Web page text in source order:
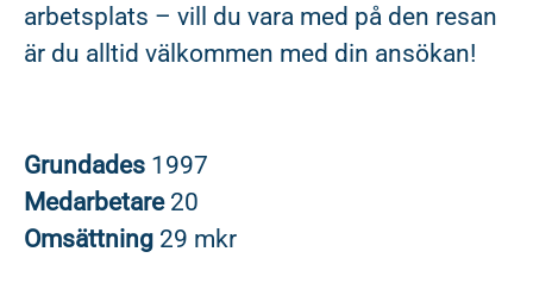
arbetsplats – vill du vara med på den resan
är du alltid välkommen med din ansökan!
Grundades 1997
Medarbetare 20
Omsättning 29 mkr